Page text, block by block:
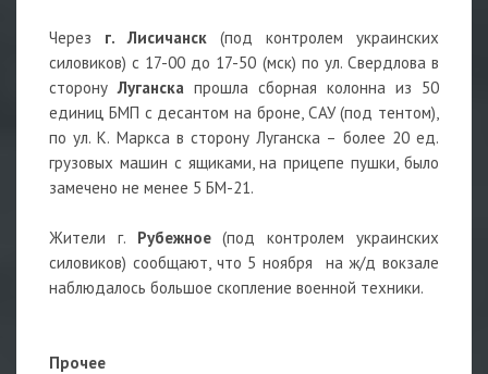
Через г. Лисичанск (под контролем украинских
силовиков) с 17-00 до 17-50 (мск) по ул. Свердлова в
сторонуЛуганска прошла сборная колонна из 50
единиц БМП с десантом на броне, САУ (под тентом),
по ул. К. Маркса в сторону Луганска – более 20 ед.
грузовых машин с ящиками, на прицепе пушки, было
замечено не менее 5 БМ-21.
Жители г. Рубежное(под контролем украинских
силовиков) сообщают, что 5 ноября на ж/д вокзале
наблюдалось большое скопление военной техники.
Прочее